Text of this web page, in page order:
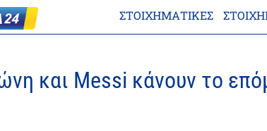
ΣΤΟΙΧΗΜΑΤΙΚΕΣ
και Messi κάνουν το